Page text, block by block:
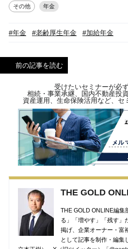
その他 年金
#年金 #老齢厚生年金 #加給年金
前の記事を読む
受けたいセミナーが必
相続・事業承継、国内不動産投
資産運用、生命保険活用など、セ
THE GOLD
THE GOLD ONLINE編集
る」「増やす」「残す」
掲げ、企業オーナー・富
として記事を制作・編集